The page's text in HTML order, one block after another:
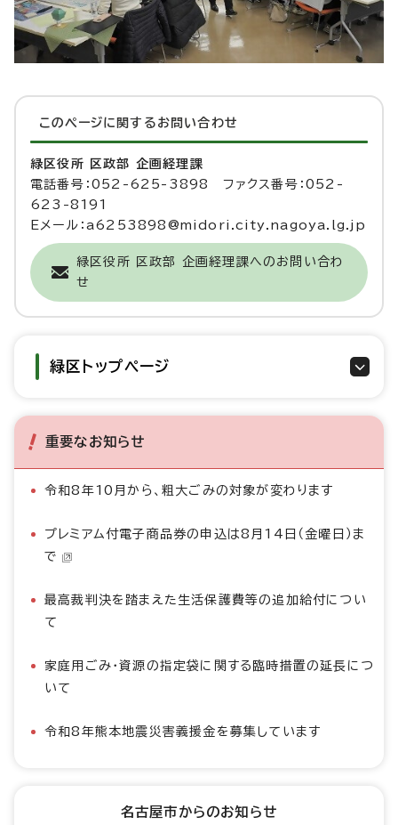
このページに関する お問い合わせ
緑区役所 区政部 企画経理課
電話番号：052-625-3898 ファクス番号：052-
623-8191
Eメール：a6253898@midori.city.nagoya.lg.jp
緑区役所 区政部 企画経理課へのお問い合わ
せ
緑区トップページ
重要なお知らせ
令和8年10月から、粗大ごみの対象が変わります
プレミアム付電子商品券の申込は8月14日（金曜日）ま
で
最高裁判決を踏まえた生活保護費等の追加給付につい
て
家庭用ごみ・資源の指定袋に関する臨時措置の延長につ
いて
令和8年熊本地震災害義援金を募集しています
名古屋市からのお知らせ